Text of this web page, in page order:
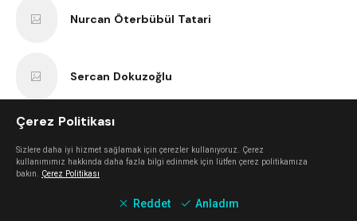
Nurcan Öterbübül Tatari
Sercan Dokuzoğlu
Çerez Politikası
Sizlere daha iyi hizmet sağlamak için çerezler kullanıyoruz. Çerez
kullanımımız hakkında daha fazla bilgi edinmek için lütfen çerez politikamıza
bakın. Çerez Politikası
Reddet Anladım